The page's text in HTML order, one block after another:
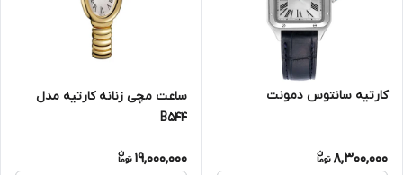
کارتیه سانتوس دمونت
8,300,000
ساعت مچی زنانه کارتیه مدل
B544
19,000,000